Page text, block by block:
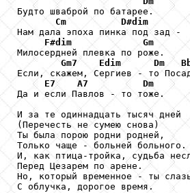
Будто шваброй по батарее.
Cm
D#dim
Нам дала эпоха пинка под зад -
F#dim
Gm
Милосердней плевка по роже.
Gm7
Edim Dm
Если, скажем, Сергиев - то
E7
A7
Dm
Да и если Павлов - то тоже.
И за те одиннадцать тысяч дней
(Перечесть не сумею снова)
Ты была порою родни родней,
Только чаще - больней больного.
И, как птица-тройка, судьба
Перед Цезарем по арене.
Но, который временное - ты
С облучка, дорогое время.